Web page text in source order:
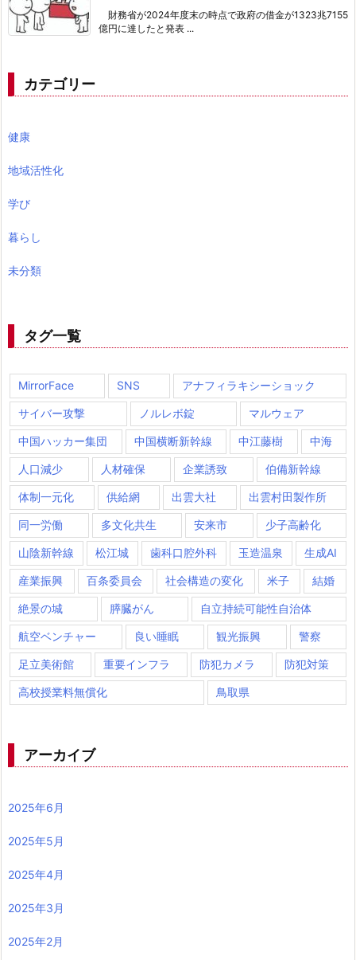
財務省が2024年度末の時点で政府の借金が1323兆7155
億円に達したと発表 ...
カテゴリー
健康
地域活性化
学び
暮らし
未分類
タグ一覧
MirrorFace SNS アナフィラキシーショック
サイバー攻撃 ノルレボ錠 マルウェア
中国ハッカー集団 中国横断新幹線 中江藤樹 中海
人口減少 人材確保 企業誘致 伯備新幹線
体制一元化 供給網 出雲大社 出雲村田製作所
同一労働 多文化共生 安来市 少子高齢化
山陰新幹線 松江城 歯科口腔外科 玉造温泉 生成AI
産業振興 百条委員会 社会構造の変化 米子 結婚
絶景の城 膵臓がん 自立持続可能性自治体
航空ベンチャー 良い睡眠 観光振興 警察
足立美術館 重要インフラ 防犯カメラ 防犯対策
高校授業料無償化 鳥取県
アーカイブ
2025年6月
2025年5月
2025年4月
2025年3月
2025年2月